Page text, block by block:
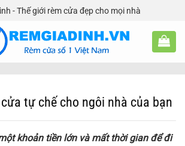
- Thế giới rèm cửa đẹp cho mọi nhà
tự chế cho ngôi nhà của bạn
khoản tiền lớn và mất thời gian để đi